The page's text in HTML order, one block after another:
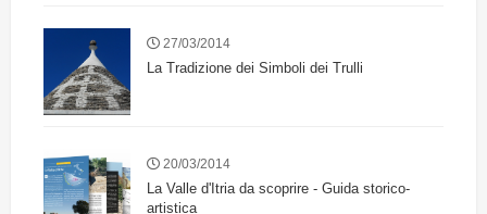
27/03/2014
La Tradizione dei Simboli dei Trulli
20/03/2014
La Valle d'Itria da scoprire - Guida storico-
artistica